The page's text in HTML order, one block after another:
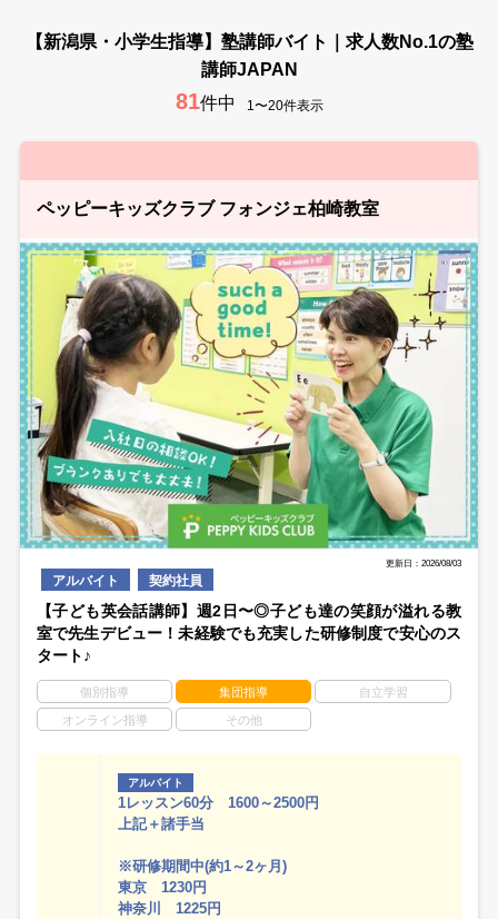
【新潟県・小学生指導】塾講師バイト｜求人数No.1の塾
講師JAPAN
81件中 1〜20件表示
ペッピーキッズクラブ フォンジェ柏崎教室
更新日：2026/08/03
アルバイト 契約社員
【子ども英会話講師】週2日〜◎子ども達の笑顔が溢れる教
室で先生デビュー！未経験でも充実した研修制度で安心のス
タート♪
個別指導 集団指導 自立学習
オンライン指導 その他
アルバイト
1レッスン60分 1600～2500円
上記＋諸手当
※研修期間中(約1～2ヶ月)
東京 1230円
神奈川 1225円